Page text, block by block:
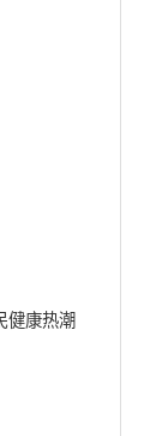
健康热潮